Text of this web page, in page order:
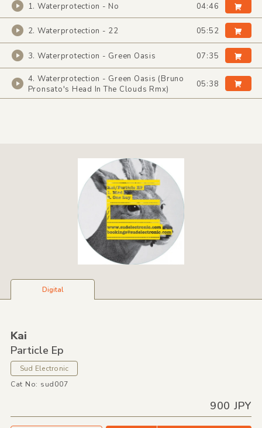
1. Waterprotection - No 04:46
2. Waterprotection - 22 05:52
3. Waterprotection - Green Oasis 07:35
4. Waterprotection - Green Oasis (Bruno
Pronsato's Head In The Clouds Rmx)
05:38
Digital
Kai
Particle Ep
Sud Electronic
Cat No: sud007
900 JPY